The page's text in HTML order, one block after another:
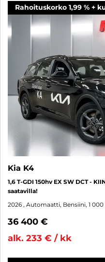
Rahoituskorko 1,99 % +
Kia K4
1,6 T-GDI 150hv EX SW DCT -
saatavilla!
2026 , Automaatti, Bensiini, 1
36 400 €
alk. 233 € / kk